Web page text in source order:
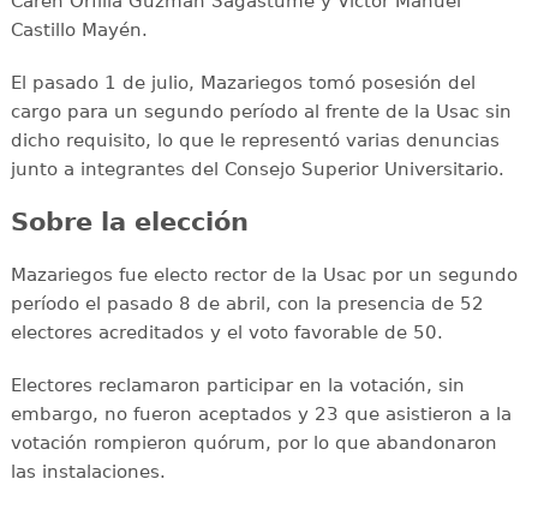
Castillo Mayén.
El pasado 1 de julio, Mazariegos tomó posesión del
cargo para un segundo período al frente de la Usac sin
dicho requisito, lo que le representó varias denuncias
junto a integrantes del Consejo Superior Universitario.
Sobre la elección
Mazariegos fue electo rector de la Usac por un segundo
período el pasado 8 de abril, con la presencia de 52
electores acreditados y el voto favorable de 50.
Electores reclamaron participar en la votación, sin
embargo, no fueron aceptados y 23 que asistieron a la
votación rompieron quórum, por lo que abandonaron
las instalaciones.